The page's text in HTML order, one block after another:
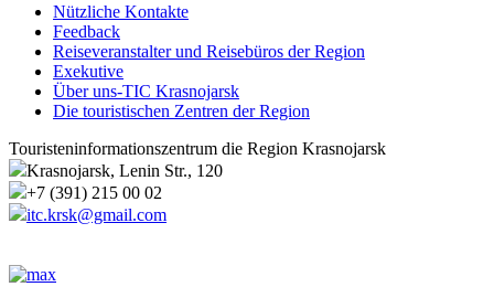
Nützliche Kontakte
Feedback
Reiseveranstalter und Reisebüros der Region
Exekutive
Über uns-TIC Krasnojarsk
Die touristischen Zentren der Region
Touristeninformationszentrum die Region Krasnojarsk
Krasnojarsk, Lenin Str., 120
+7 (391) 215 00 02
itc.krsk@gmail.com